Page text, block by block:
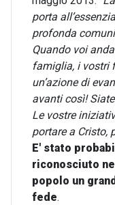
porta
profonda
Quando voi
famiglia, i vostri
un’azione di
avanti così!
Le vostre
portare a Cristo,
E' stato
riconosciuto
popolo un
fede.